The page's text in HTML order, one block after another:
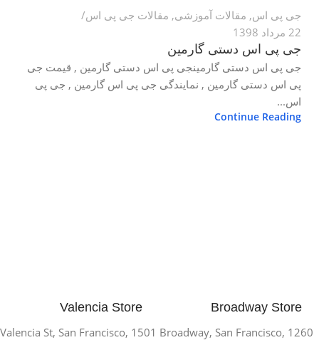
جی پی اس, مقالات آموزشی, مقالات جی پی اس
22 مرداد 1398
جی پی اس دستی گارمین
جی پی اس دستی گارمینجی پی اس دستی گارمین , قیمت جی
پی اس دستی گارمین , نمایندگی جی پی اس گارمین , جی پی
اس...
Continue Reading
Broadway Store
1260 Broadway, San Francisco,
Valencia Store
1501 Valencia St, San Francisco,